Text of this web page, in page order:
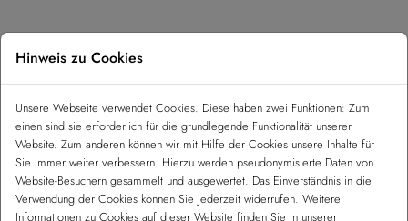
STUDIO DUKTUS
MARIENDORFER WEG 4 / 12051 BERLIN
+49 30 351 316 33
MAIL(at)STUDIODUKTUS.DE
Hinweis zu Cookies
Unsere Webseite verwendet Cookies. Diese haben zwei Funktionen: Zum
einen sind sie erforderlich für die grundlegende Funktionalität unserer
Website. Zum anderen können wir mit Hilfe der Cookies unsere Inhalte für
Sie immer weiter verbessern. Hierzu werden pseudonymisierte Daten von
Website-Besuchern gesammelt und ausgewertet. Das Einverständnis in die
Verwendung der Cookies können Sie jederzeit widerrufen. Weitere
Informationen zu Cookies auf dieser Website finden Sie in unserer